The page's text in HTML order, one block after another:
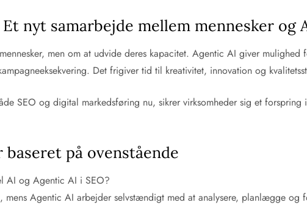
nyt samarbejde mellem mennesker og
men om at udvide deres kapacitet. Agentic AI giver
Det frigiver tid til kreativitet, innovation og
SEO og digital markedsføring nu, sikrer virksomheder sig et
baseret på ovenstående
AI og Agentic AI i SEO?
mens Agentic AI arbejder selvstændigt med at analysere, planlægge og